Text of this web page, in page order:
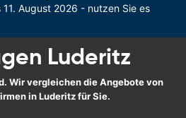
August 2026 - nutzen Sie es
Luderitz
Wir vergleichen die Angebote von
in Luderitz für Sie.